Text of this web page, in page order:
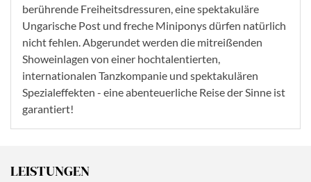
berührende Freiheitsdressuren, eine spektakuläre
Ungarische Post und freche Miniponys dürfen natürlich
nicht fehlen. Abgerundet werden die mitreißenden
Showeinlagen von einer hochtalentierten,
internationalen Tanzkompanie und spektakulären
Spezialeffekten - eine abenteuerliche Reise der Sinne ist
garantiert!
LEISTUNGEN